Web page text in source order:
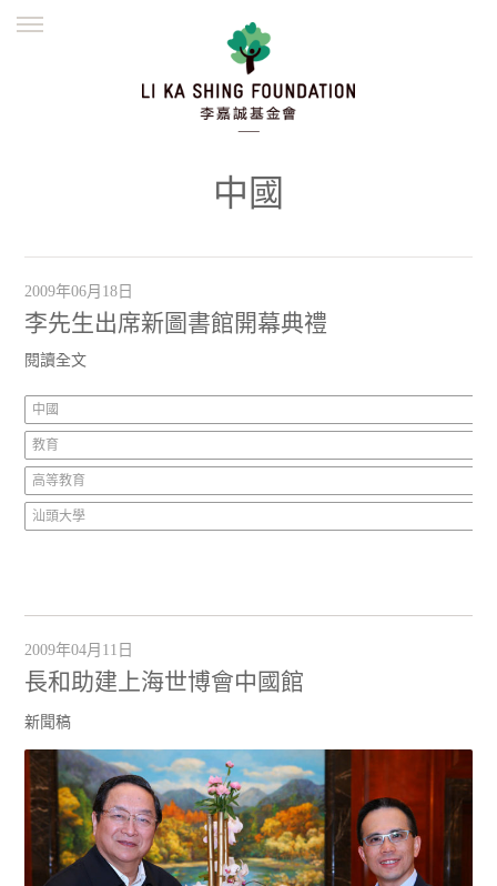
繁體
中國
2009年06月18日
李先生出席新圖書館開幕典禮
閱讀全文
中國
教育
高等教育
汕頭大學
2009年04月11日
長和助建上海世博會中國館
新聞稿